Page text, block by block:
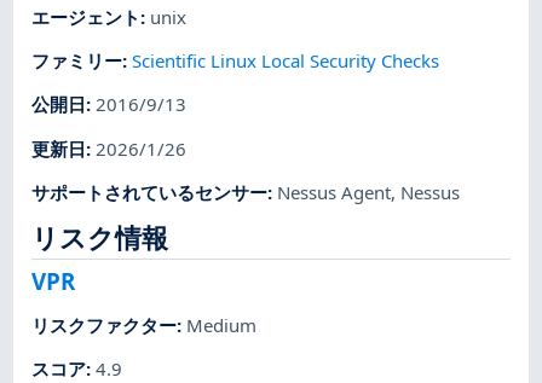
エージェント : unix
ファミリー:Scientific Linux Local Security Checks
公開日:2016/9/13
更新日: 2026/1/26
サポートされているセンサー: Nessus Agent, Nessus
リスク情報
VPR
リスクファクター: Medium
スコア:4.9